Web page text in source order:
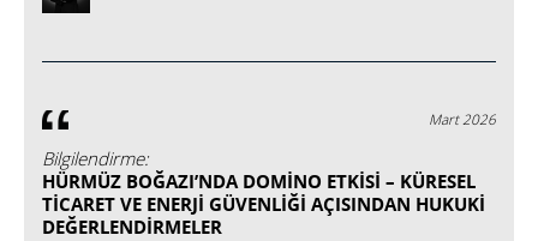
Mart 2026
Bilgilendirme:
HÜRMÜZ BOĞAZI’NDA DOMINO ETKISI – KÜRESEL
TICARET VE ENERJI GÜVENLIĞI AÇISINDAN HUKUKI
DEĞERLENDIRMELER